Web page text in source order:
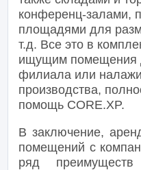
конференц-залами,
площадями для
т.д. Все это в
ищущим помещения
филиала или
производства,
помощь CORE.XP.
В заключение,
помещений с
ряд